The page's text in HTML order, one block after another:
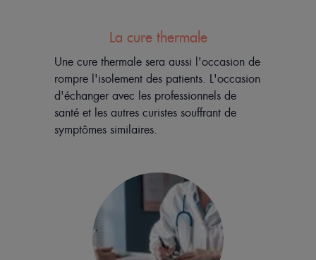
La cure thermale
Une cure thermale sera aussi l'occasion de
rompre l'isolement des patients. L'occasion
d'échanger avec les professionnels de
santé et les autres curistes souffrant de
symptômes similaires.